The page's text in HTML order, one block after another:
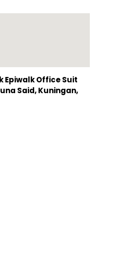
Epiwalk Office Suit
Said, Kuningan,